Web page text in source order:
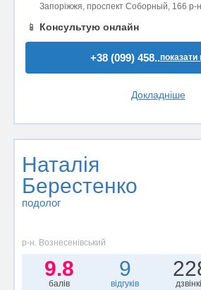
Запоріжжя, проспект Соборный, 166 р-
📱 Консультую онлайн
+38 (099) 458..показати
Докладніше
Наталія
Берестенко
подолог
р-н. Вознесенівський
9.8
балів
9
відгуків